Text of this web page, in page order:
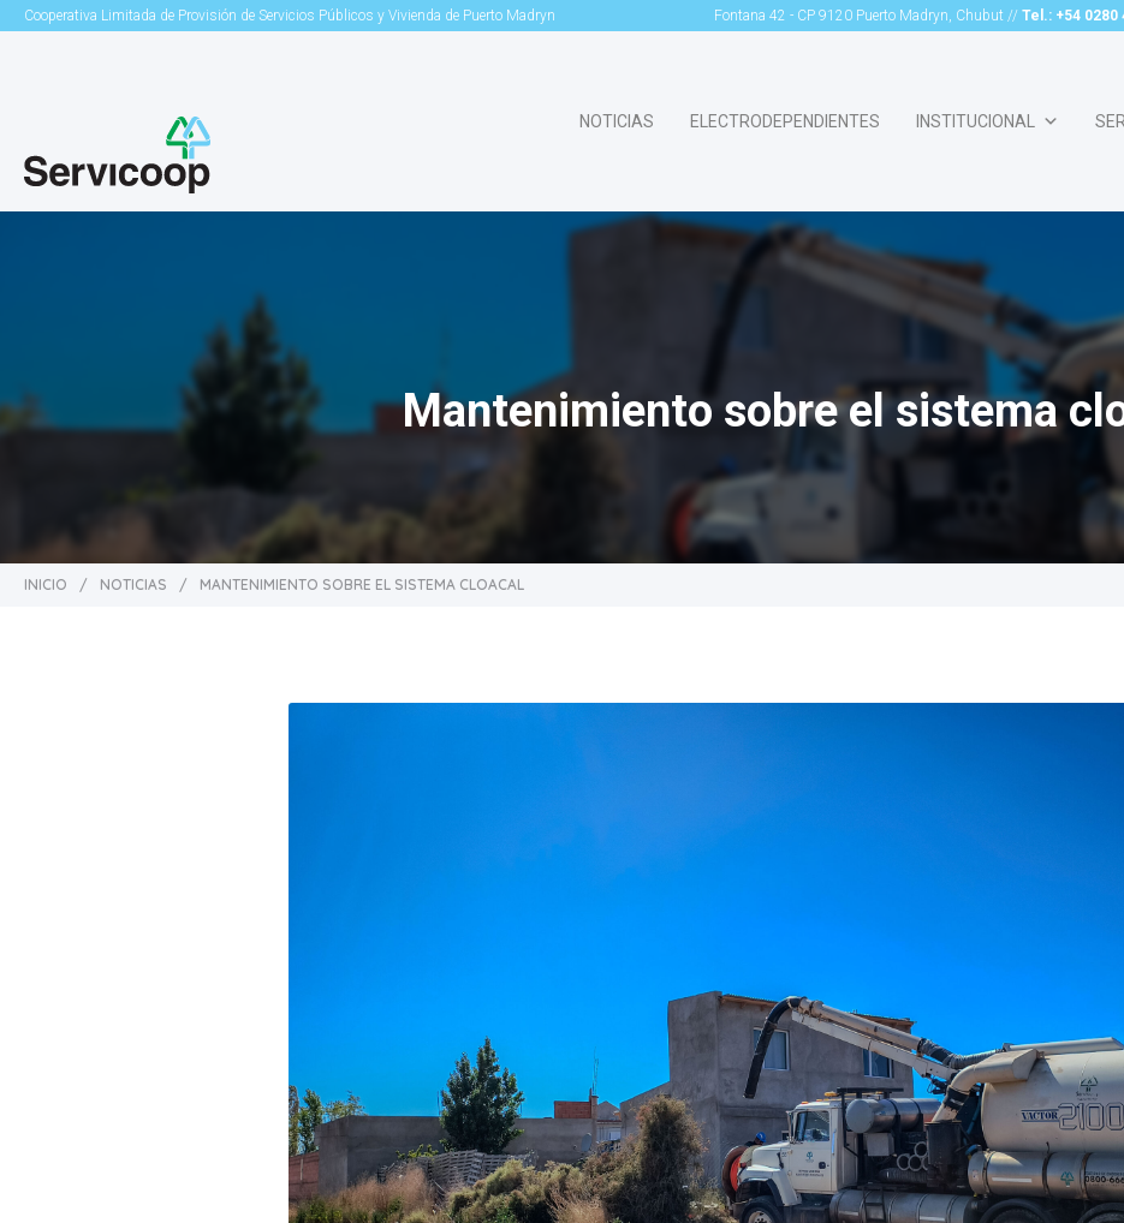
Cooperativa Limitada de Provisión de Servicios Públicos y Vivienda de Puerto Madryn Fontana 42 - CP 9120 Puerto Madryn, Chubut // Tel.: +54 0280
NOTICIAS ELECTRODEPENDIENTES INSTITUCIONAL
Mantenimiento sobre el sistema
INICIO / NOTICIAS / MANTENIMIENTO SOBRE EL SISTEMA CLOACAL